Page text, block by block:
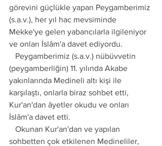
görevini güçlükle yapan Peygamberimiz
(s.a.v.), her yıl hac mevsiminde
Mekke'ye gelen yabancılarla ilgileniyor
ve onları İslâm'a davet ediyordu.
(peygamberliğin) 11. yılında Akabe
yakınlarında Medineli altı kişi ile
karşılaştı, onlarla biraz sohbet etti,
Kur'an'dan âyetler okudu ve onları
İslâm'a davet etti.
sohbetten çok etkilenen Medineliler,